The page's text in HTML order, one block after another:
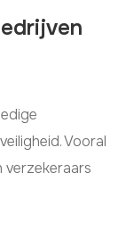
Vooral
verzekeraars